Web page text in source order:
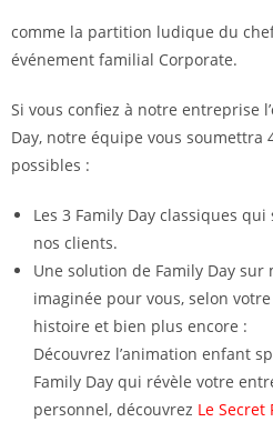
comme la partition ludique du
événement familial Corporate.
Si vous confiez à notre entreprise
Day, notre équipe vous soumettra
possibles :
Les 3 Family Day classiques
nos clients.
Une solution de Family Day
imaginée pour vous, selon
histoire et bien plus encore :
Découvrez l’animation enfant
Family Day qui révèle votre
personnel, découvrez Le Secret